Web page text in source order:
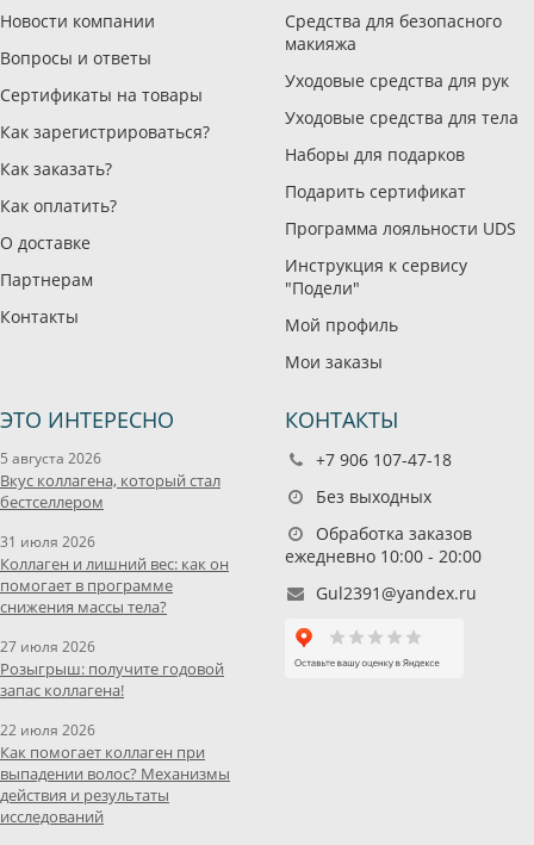
Новости компании
Вопросы и ответы
Сертификаты на товары
Как зарегистрироваться?
Как заказать?
Как оплатить?
О доставке
Партнерам
Контакты
Средства для безопасного
макияжа
Уходовые средства для рук
Уходовые средства для тела
Наборы для подарков
Подарить сертификат
Программа лояльности UDS
Инструкция к сервису
"Подели"
Мой профиль
Мои заказы
ЭТО ИНТЕРЕСНО
5 августа 2026
Вкус коллагена, который стал
бестселлером
31 июля 2026
Коллаген и лишний вес: как он
помогает в программе
снижения массы тела?
27 июля 2026
Розыгрыш: получите годовой
запас коллагена!
22 июля 2026
Как помогает коллаген при
выпадении волос? Механизмы
действия и результаты
исследований
КОНТАКТЫ
+7 906 107-47-18
Без выходных
Обработка заказов
ежедневно 10:00 - 20:00
Gul2391@yandex.ru